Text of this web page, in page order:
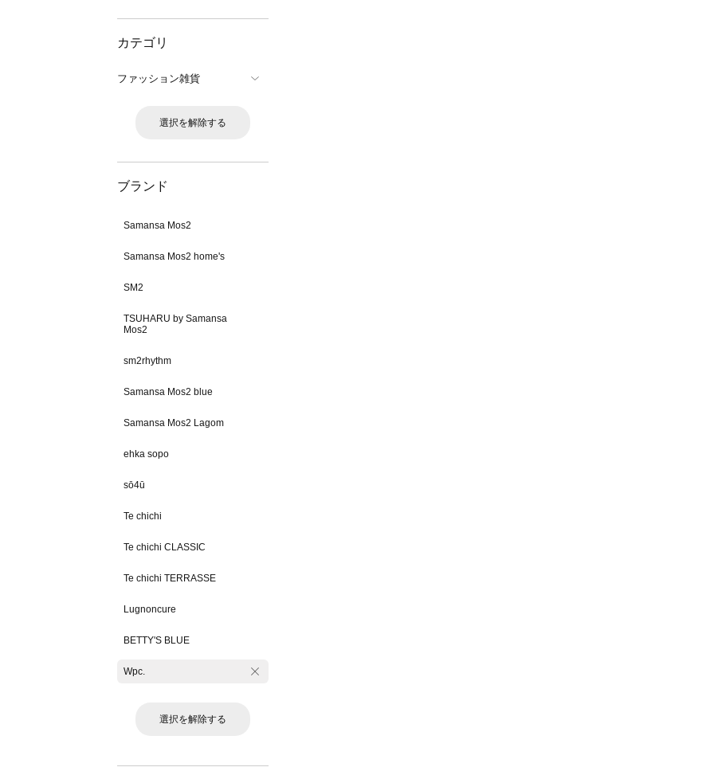
カテゴリ
ファッション雑貨
選択を解除する
ブランド
Samansa Mos2
Samansa Mos2 home's
SM2
TSUHARU by Samansa
Mos2
sm2rhythm
Samansa Mos2 blue
Samansa Mos2 Lagom
ehka sopo
sō4ū
Te chichi
Te chichi CLASSIC
Te chichi TERRASSE
Lugnoncure
BETTY'S BLUE
Wpc.
選択を解除する